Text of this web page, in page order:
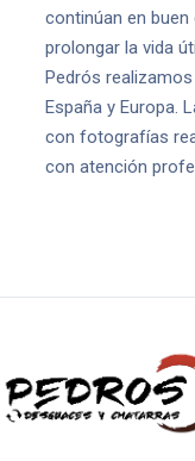
continúan en
prolongar la vida
Pedrós
España y Europa.
con fotografías
con atención